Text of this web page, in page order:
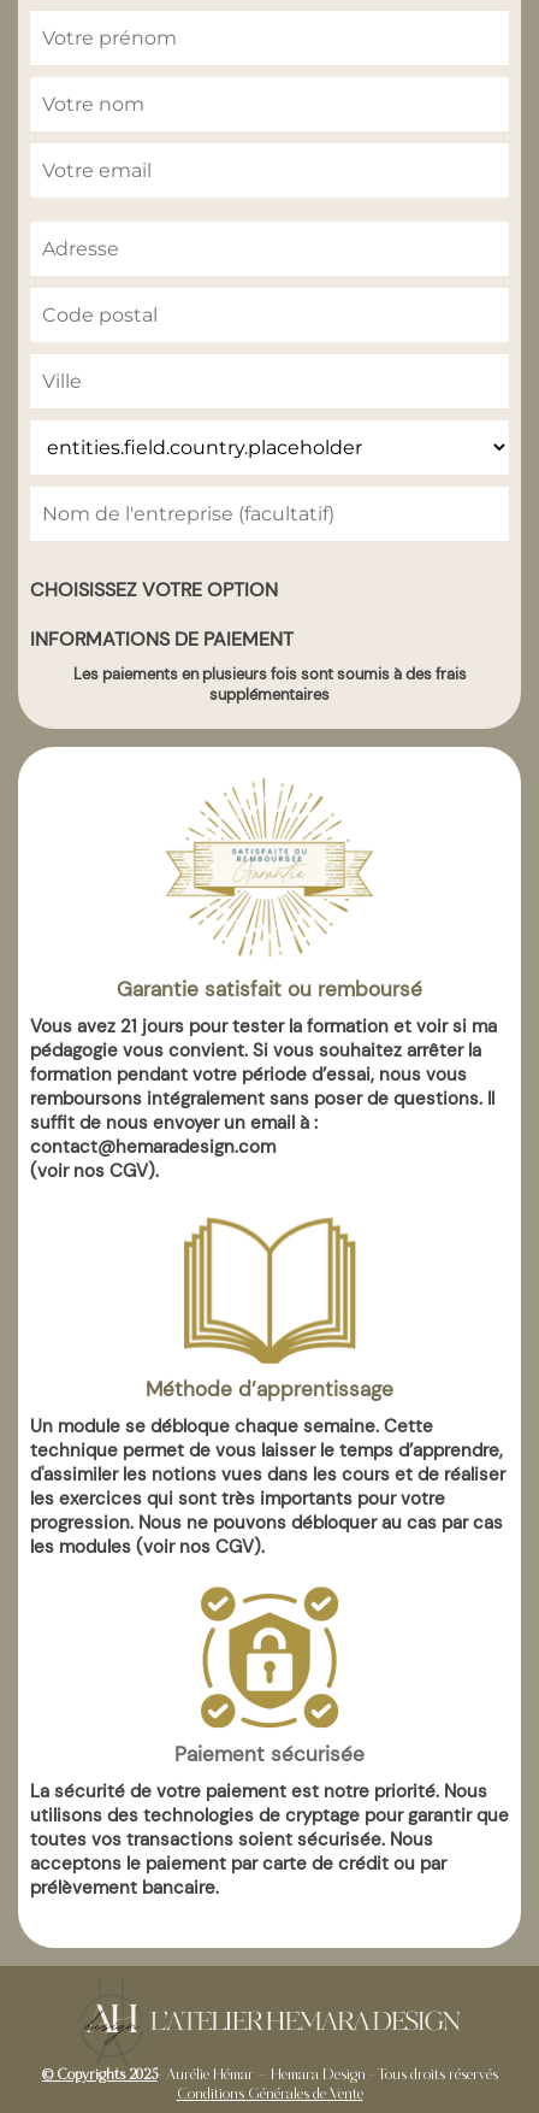
CHOISISSEZ VOTRE OPTION
INFORMATIONS DE PAIEMENT
Les paiements en plusieurs fois sont soumis à des frais
supplémentaires
Garantie satisfait ou remboursé
Vous avez 21 jours pour tester la formation et voir si ma
pédagogie vous convient. Si vous souhaitez arrêter la
formation pendant votre période d’essai, nous vous
remboursons intégralement sans poser de questions. Il
suffit de nous envoyer un email à :
contact@hemaradesign.com
(voir nos CGV).
Méthode d’apprentissage
Un module se débloque chaque semaine. Cette
technique permet de vous laisser le temps d’apprendre,
d'assimiler les notions vues dans les cours et de réaliser
les exercices qui sont très importants pour votre
progression. Nous ne pouvons débloquer au cas par cas
les modules (voir nos CGV).
Paiement sécurisée
La sécurité de votre paiement est notre priorité. Nous
utilisons des technologies de cryptage pour garantir que
toutes vos transactions soient sécurisée. Nous
acceptons le paiement par carte de crédit ou par
prélèvement bancaire.
© Copyrights 2025- Aurélie Hémar – Hemara Design - Tous droits réservés
Conditions Générales de Vente